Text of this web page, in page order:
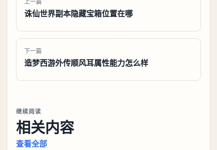
上一篇
诛仙世界副本隐藏宝箱位置在哪
下一篇
造梦西游外传顺风耳属性能力怎么样
继续阅读
相关内容
查看全部